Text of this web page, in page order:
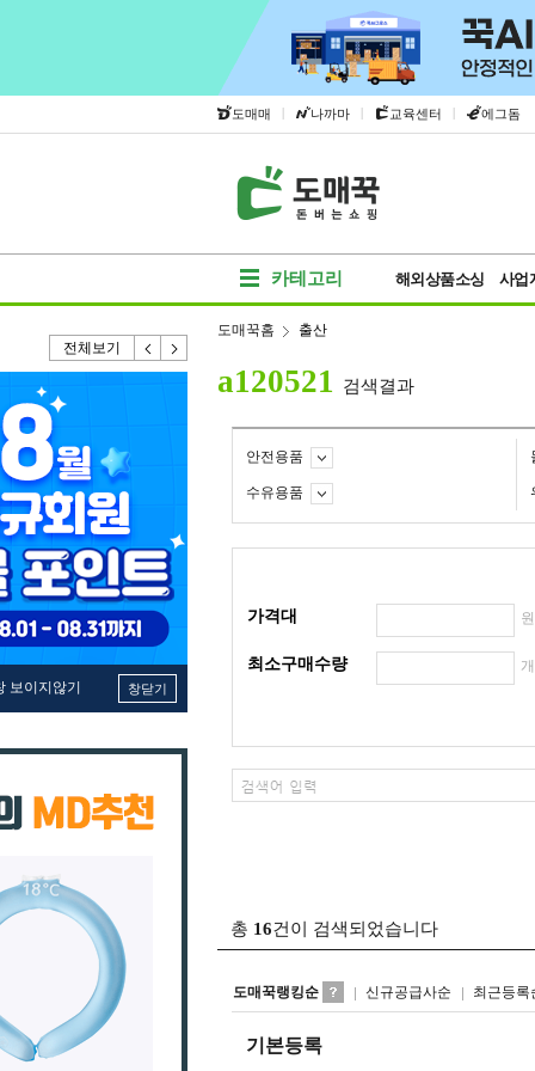
도매매 | 나까마 | 교육센터 | 에그돔
카테고리 해외상품소싱 사업
전체보기
보이지않기 창닫기
도매꾹홈 출산
a120521 검색결과
안전용품
수유용품
가격대
최소구매수량
총 16건이 검색되었습니다
도매꾹랭킹순 신규공급사순 최근등록
기본등록